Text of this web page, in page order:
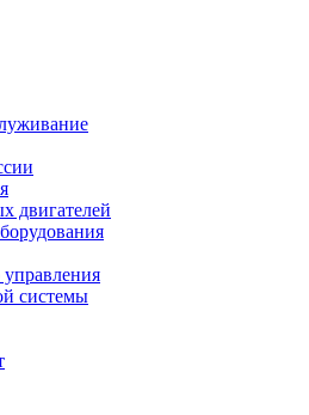
двигателей
управления
системы